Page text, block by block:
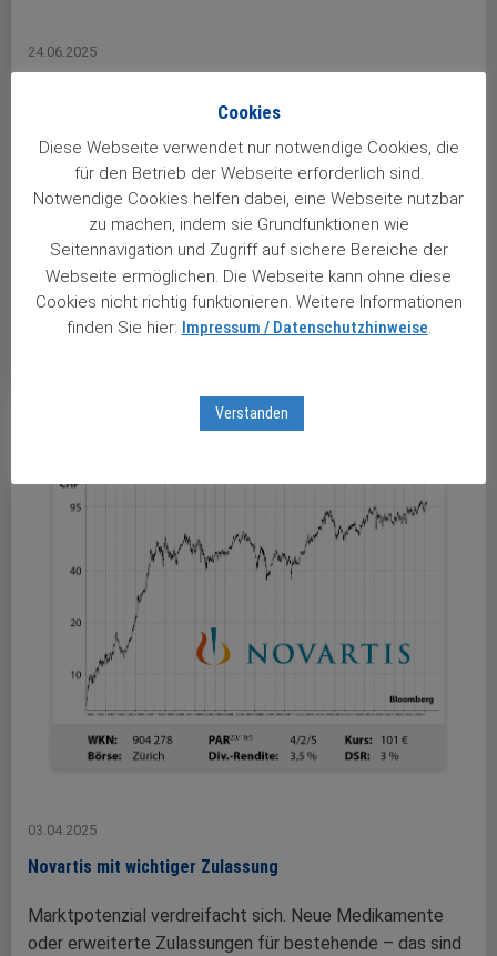
24.06.2025
Vielversprechende Aufstellung als Reaktion auf
Patentabläufe. Um sich weiter für die Zukunft zu rüsten,
ist Novartis erneut extern fündig geworden. Fast zwei
Milliarden US-Dollar ist dem Schweizer
Wachstumskonzern das kalifornische Biotech-
Unternehmen Regulus Therapeutics wert; 800 Millionen
fließen sofort, weitere 900 Millionen als sogenannte
Meilensteinzahlungen. Sollten …
03.04.2025
Novartis mit wichtiger Zulassung
Marktpotenzial verdreifacht sich. Neue Medikamente
oder erweiterte Zulassungen für bestehende – das sind
Cookies
Diese Webseite verwendet nur notwendige Cookies, die
für den Betrieb der Webseite erforderlich sind.
Notwendige Cookies helfen dabei, eine Webseite nutzbar
zu machen, indem sie Grundfunktionen wie
Seitennavigation und Zugriff auf sichere Bereiche der
Webseite ermöglichen. Die Webseite kann ohne diese
Cookies nicht richtig funktionieren. Weitere Informationen
finden Sie hier: Impressum / Datenschutzhinweise
Verstanden